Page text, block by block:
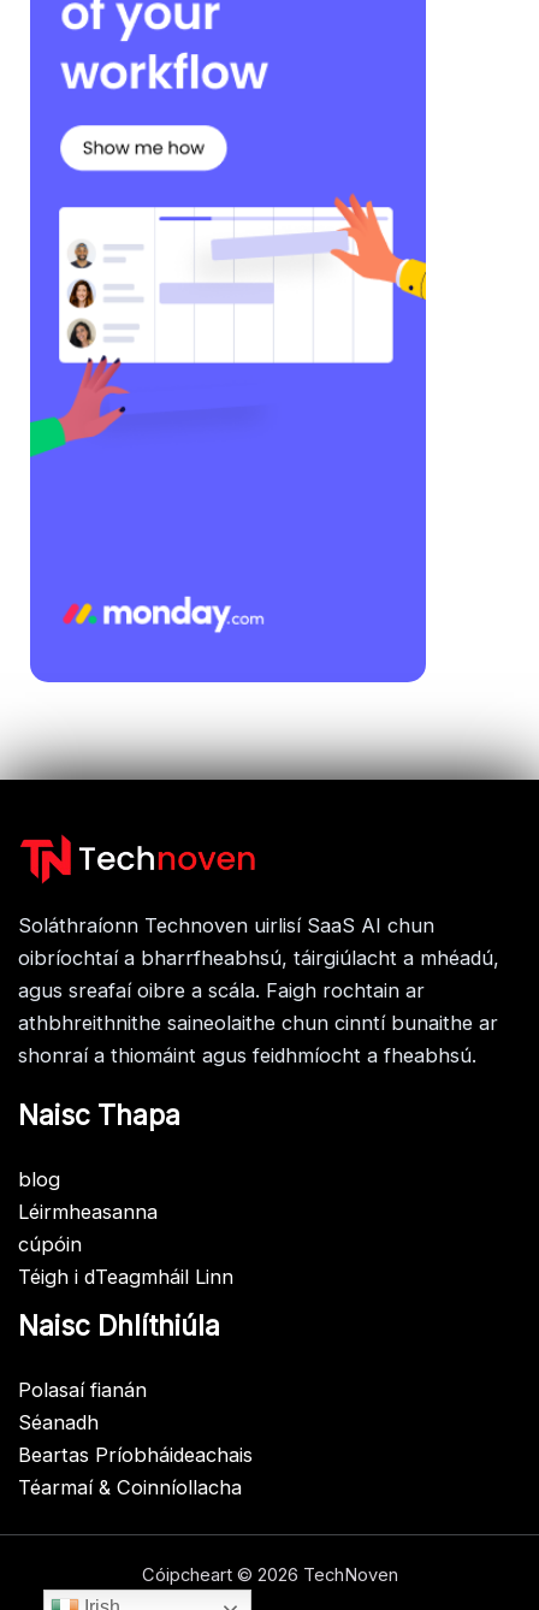
Soláthraíonn Technoven uirlisí SaaS AI chun
oibríochtaí a bharrfheabhsú, táirgiúlacht a mhéadú,
agus sreafaí oibre a scála. Faigh rochtain ar
athbhreithnithe saineolaithe chun cinntí bunaithe ar
shonraí a thiomáint agus feidhmíocht a fheabhsú.
Naisc Thapa
blog
Léirmheasanna
cúpóin
Téigh i dTeagmháil Linn
Naisc Dhlíthiúla
Polasaí fianán
Séanadh
Beartas Príobháideachais
Téarmaí & Coinníollacha
Cóipcheart © 2026 TechNoven